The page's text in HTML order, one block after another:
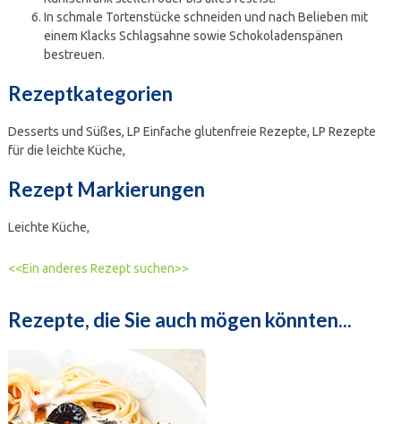
In schmale Tortenstücke schneiden und nach Belieben mit
einem Klacks Schlagsahne sowie Schokoladenspänen
bestreuen.
Rezeptkategorien
Desserts und Süßes, LP Einfache glutenfreie Rezepte, LP Rezepte
für die leichte Küche,
Rezept Markierungen
Leichte Küche,
<<Ein anderes Rezept suchen>>
Rezepte, die Sie auch mögen könnten...